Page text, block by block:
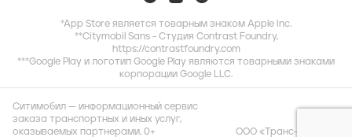
*App Store является товарным знаком Apple Inc.
**Citymobil Sans - Студия Contrast Foundry,
https://contrastfoundry.com
***Google Play и логотип Google Play являются товарными знаками
корпорации Google LLC.
Ситимобил — информационный сервис
заказа транспортных и иных услуг,
оказываемых партнерами. 0+
ООО «Транс-Миссия»